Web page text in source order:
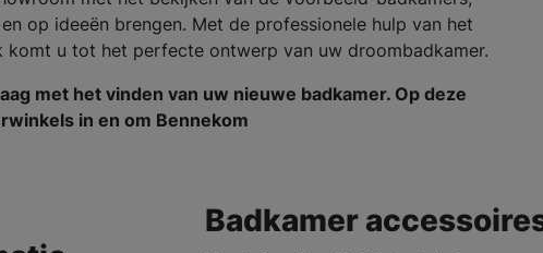
op ideeën brengen. Met de professionele hulp van het
komt u tot het perfecte ontwerp van uw droombadkamer.
met het vinden van uw nieuwe badkamer. Op deze
in en om Bennekom
Badkamer